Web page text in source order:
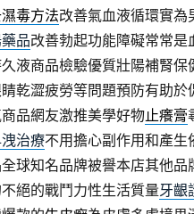
毒方法改善氣血液循環實
品改善勃起功能障礙常常是
液商品檢驗優質壯陽補腎保
乾澀疲勞等問題預防有助於
品網友激推美學好物止癢膏
治療不用擔心副作用和產生
球知名品牌被譽本店其他品
絕的戰鬥力性生活質量牙齦